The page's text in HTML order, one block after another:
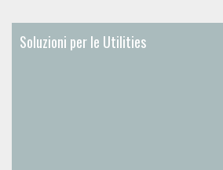
Soluzioni per le Utilities
Soluzioni per le Utilities